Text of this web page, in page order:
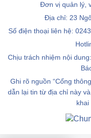
Đơn vị quản lý,
Địa chỉ: 23
Số điện thoại liên hệ:
Chịu trách nhiệm nội
Ghi rõ nguồn “Cổng
dẫn lại tin từ địa chỉ này
khai